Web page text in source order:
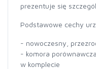
prezentuje się
Podstawowe cechy
- nowoczesny,
- komora
w komplecie